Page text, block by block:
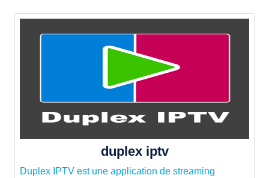
duplex iptv
Duplex IPTV est une application de streaming